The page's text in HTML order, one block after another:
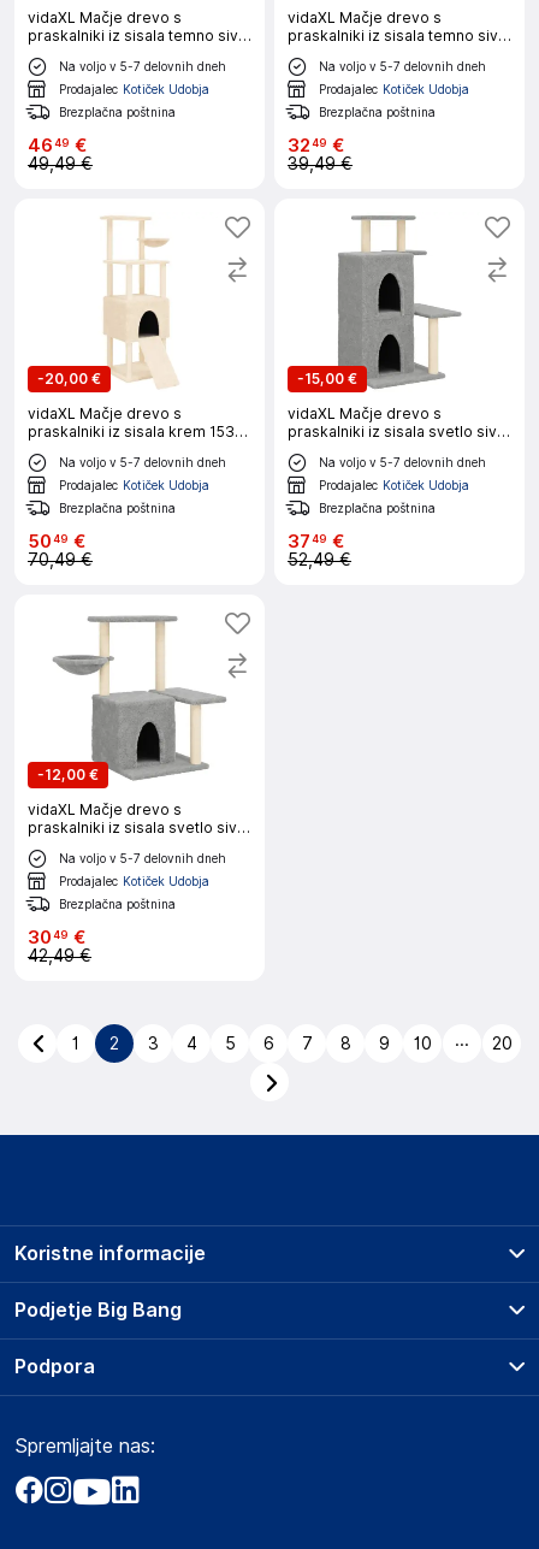
vidaXL Mačje drevo s
praskalniki iz sisala temno sivo
131 cm
Na voljo v 5-7 delovnih dneh
Prodajalec Kotiček Udobja
Brezplačna poštnina
4649 €
49,49 €
vidaXL Mačje drevo s
praskalniki iz sisala temno sivo
117 cm
Na voljo v 5-7 delovnih dneh
Prodajalec Kotiček Udobja
Brezplačna poštnina
3249 €
39,49 €
-20,00 €
vidaXL Mačje drevo s
praskalniki iz sisala krem 153
cm
Na voljo v 5-7 delovnih dneh
Prodajalec Kotiček Udobja
Brezplačna poštnina
5049 €
70,49 €
-15,00 €
vidaXL Mačje drevo s
praskalniki iz sisala svetlo sivo
97 cm
Na voljo v 5-7 delovnih dneh
Prodajalec Kotiček Udobja
Brezplačna poštnina
3749 €
52,49 €
-12,00 €
vidaXL Mačje drevo s
praskalniki iz sisala svetlo sivo
83 cm
Na voljo v 5-7 delovnih dneh
Prodajalec Kotiček Udobja
Brezplačna poštnina
3049 €
42,49 €
1 2 3 4 5 6 7 8 9 10 ... 20
Podjetje Big Bang
O podjetju
Obvestila za javnost
Akt o digitalnih storitvah
Koristne informacije
Prodajna mesta
Storitve
Dostava, vnos in odvoz
Zavarovanje izdelkov
Podpora
Marketplace
Kako oddati naročilo?
Spremljajte nas: